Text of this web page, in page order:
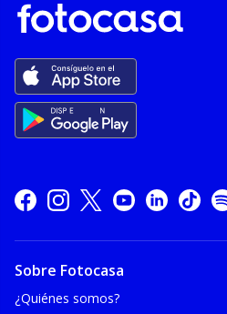
Sobre Fotocasa
¿Quiénes somos?